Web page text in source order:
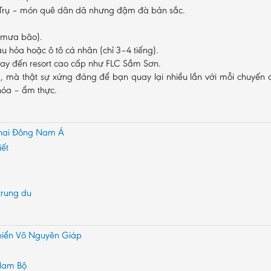
– món quê dân dã nhưng đậm đà bản sắc.
bão).
hỏa hoặc ô tô cá nhân (chỉ 3–4 tiếng).
đến resort cao cấp như FLC Sầm Sơn.
mà thật sự xứng đáng để bạn quay lại nhiều lần với mỗi chuyến
– ẩm thực.
Đông Nam Á
du
Võ Nguyên Giáp
Bộ